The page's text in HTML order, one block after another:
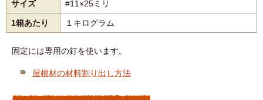
サイズ #11×25ミリ
1箱あたり １キログラム
固定には専用の釘を使います。
屋根材の材料割り出し方法